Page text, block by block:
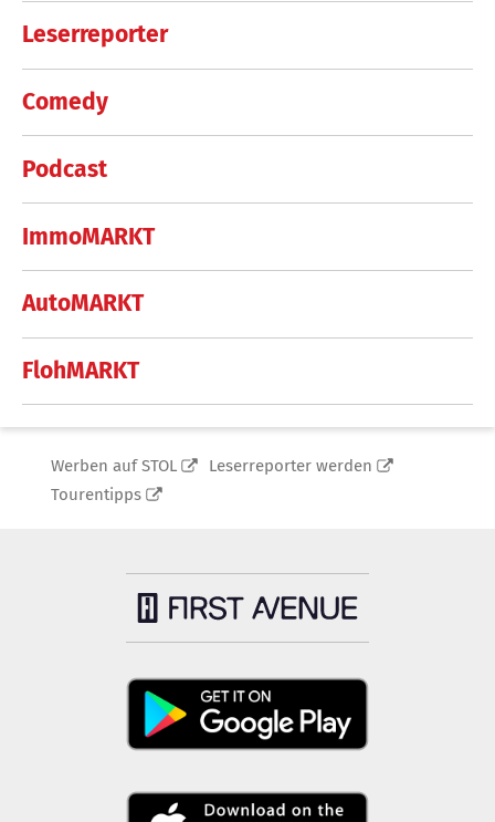
Leserreporter
Comedy
Podcast
ImmoMARKT
AutoMARKT
FlohMARKT
Werben auf STOL
Leserreporter werden
Tourentipps